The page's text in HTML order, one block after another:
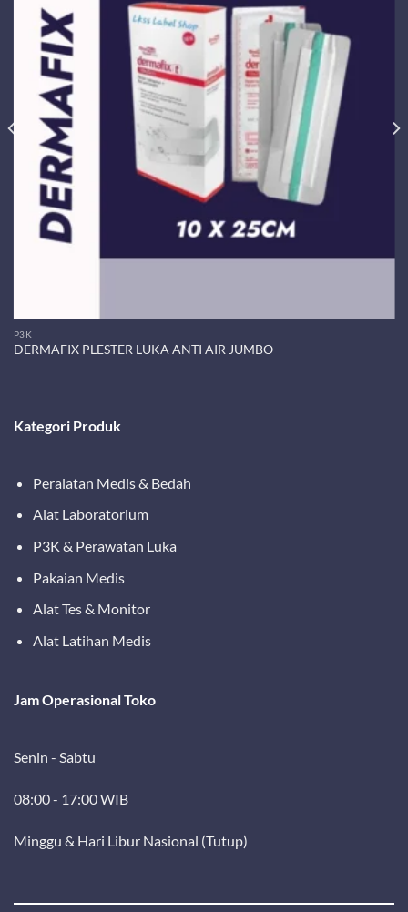
P3K
DERMAFIX PLESTER LUKA ANTI AIR JUMBO
Kategori Produk
Peralatan Medis & Bedah
Alat Laboratorium
P3K & Perawatan Luka
Pakaian Medis
Alat Tes & Monitor
Alat Latihan Medis
Jam Operasional Toko
Senin - Sabtu
08:00 - 17:00 WIB
Minggu & Hari Libur Nasional (Tutup)